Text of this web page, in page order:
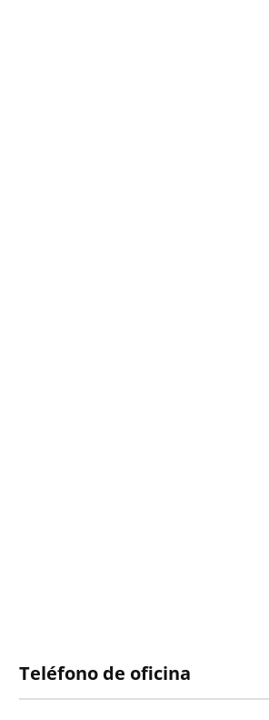
Teléfono de oficina